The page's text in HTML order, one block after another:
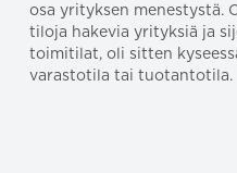
osa yrityksen menestystä.
tiloja hakevia yrityksiä ja
toimitilat, oli sitten
varastotila tai tuotantotila.